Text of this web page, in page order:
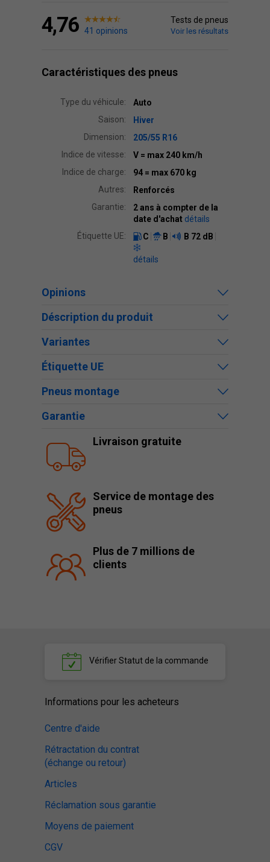
4,76 41 opinions
Tests de pneus
Voir les résultats
Caractéristiques des pneus
Type du véhicule:
Auto
Saison:
Hiver
Dimension:
205/55 R16
Indice de vitesse:
V = max 240 km/h
Indice de charge:
94 = max 670 kg
Autres:
Renforcés
Garantie:
2 ans à compter de la
date d'achat détails
Étiquette UE:
C B B 72 dB
détails
Opinions
Déscription du produit
Variantes
Étiquette UE
Pneus montage
Garantie
Livraison gratuite
Service de montage des
pneus
Plus de 7 millions de
clients
VérifierStatut de la commande
Informations pour les acheteurs
Centre d'aide
Rétractation du contrat
(échange ou retour)
Articles
Réclamation sous garantie
Moyens de paiement
CGV